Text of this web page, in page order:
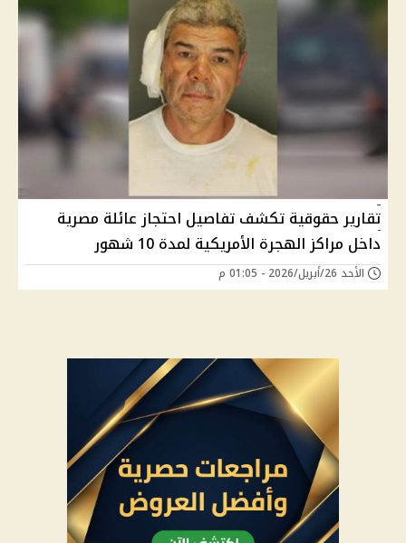
تقارير حقوقية تكشف تفاصيل احتجاز عائلة مصرية
داخل مراكز الهجرة الأمريكية لمدة 10 شهور
الأحد 26/أبريل/2026 - 01:05 م